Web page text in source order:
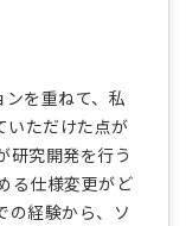
を重ねて、私
いただけた点が
研究開発を行う
る仕様変更がど
の経験から、ソ